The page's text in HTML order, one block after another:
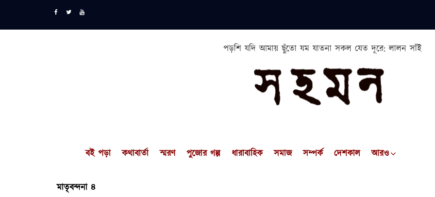
পড়শি যদি আমায় ছুঁতো যম যাতনা সকল যেত দূরে: লালন সাঁই
বই পড়া কথাবার্তা স্মরণ পুজোর গল্প ধারাবাহিক সমাজ সম্পর্ক দেশকাল আরও
মাতৃবন্দনা ৪